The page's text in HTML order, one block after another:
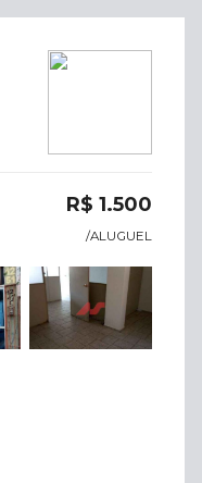
R$ 1.500
/ALUGUEL